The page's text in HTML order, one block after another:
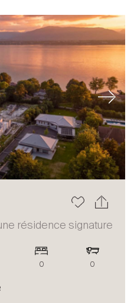
Next
résidence signature
0 0